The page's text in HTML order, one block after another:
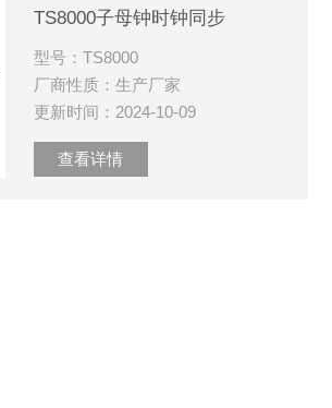
TS8000子母钟时钟同步
型号：TS8000
厂商性质：生产厂家
更新时间：2024-10-09
查看详情